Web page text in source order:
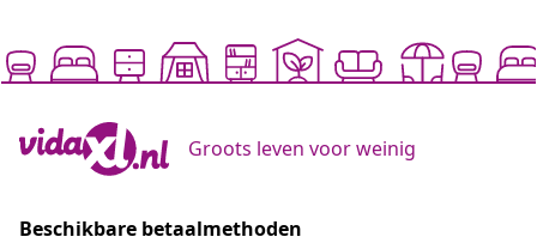
Groots leven voor weinig
Beschikbare betaalmethoden